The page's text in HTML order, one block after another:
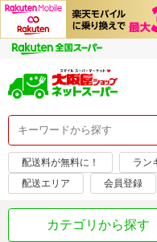
配送料が無料に！ ラン
配送エリア
会員登録
カテゴリから探す